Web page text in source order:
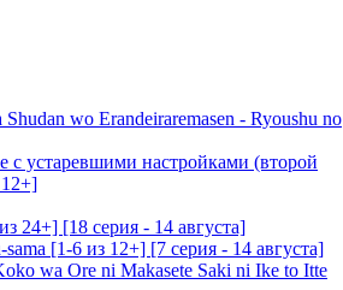
wo Erandeiraremasen - Ryoushu no
устаревшими настройками (второй
24+] [18 серия - 14 августа]
[1-6 из 12+] [7 серия - 14 августа]
wa Ore ni Makasete Saki ni Ike to Itte